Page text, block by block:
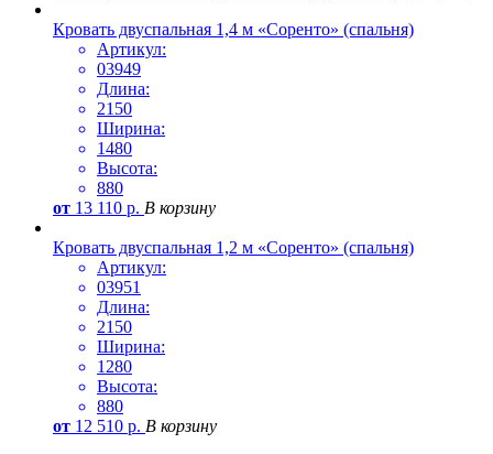
Кровать двуспальная 1,4 м «Соренто» (спальня)
Артикул:
03949
Длина:
2150
Ширина:
1480
Высота:
880
от 13 110 р. В корзину
Кровать двуспальная 1,2 м «Соренто» (спальня)
Артикул:
03951
Длина:
2150
Ширина:
1280
Высота:
880
от 12 510 р. В корзину